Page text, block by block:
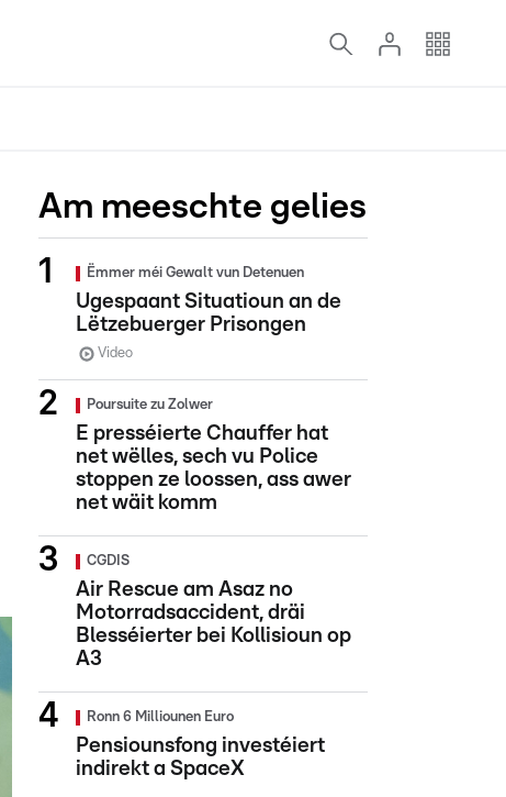
Am meeschte gelies
Ëmmer méi Gewalt vun Detenuen
Ugespaant Situatioun an de
Lëtzebuerger Prisongen
Video
Poursuite zu Zolwer
E presséierte Chauffer hat
net wëlles, sech vu Police
stoppen ze loossen, ass awer
net wäit komm
CGDIS
Air Rescue am Asaz no
Motorradsaccident, dräi
Blesséierter bei Kollisioun op
A3
Ronn 6 Milliounen Euro
Pensiounsfong investéiert
indirekt a SpaceX